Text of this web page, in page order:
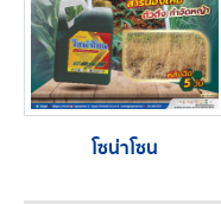
โซน่าโซน